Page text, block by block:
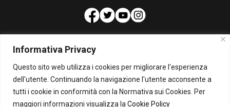
Informativa Privacy
Questo sito web utilizza i cookies per migliorare l'esperienza
dell'utente. Continuando la navigazione l'utente acconsente a
tutti i cookie in conformità con la Normativa sui Cookies. Per
maggiori informazioni visualizza la Cookie Policy
PUBBLICITA'
Per la tua pubblicità su questo Blog:
pubblicita@beppegrillo.it